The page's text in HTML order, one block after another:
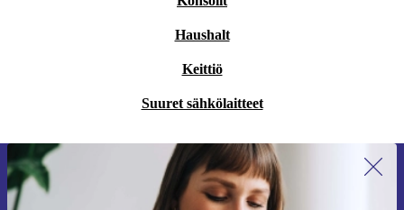
Haushalt
Keittiö
Suuret sähkölaitteet
Liity ensimmäistä kertaa uutiskirjeen
tilaajaksi ja säästä 15 €!